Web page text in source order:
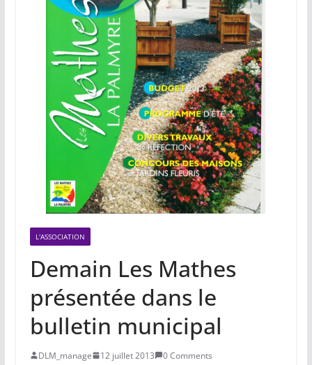
L'ASSOCIATION
Demain Les Mathes
présentée dans le
bulletin municipal
DLM_manage 12 juillet 2013 0 Comments